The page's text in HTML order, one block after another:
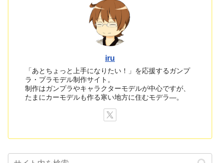
iru
「あとちょっと上手になりたい！」を応援するガンプ
ラ・プラモデル制作サイト。
制作はガンプラやキャラクターモデルが中心ですが、
たまにカーモデルも作る寒い地方に住むモデラ―。